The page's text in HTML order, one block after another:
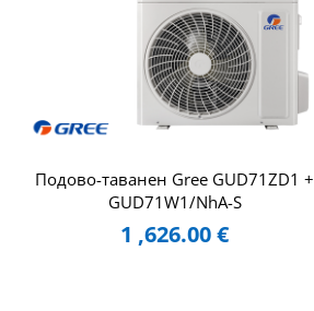
Подово-таванен Gree GUD71ZD1 +
GUD71W1/NhA-S
1 ,626.00€